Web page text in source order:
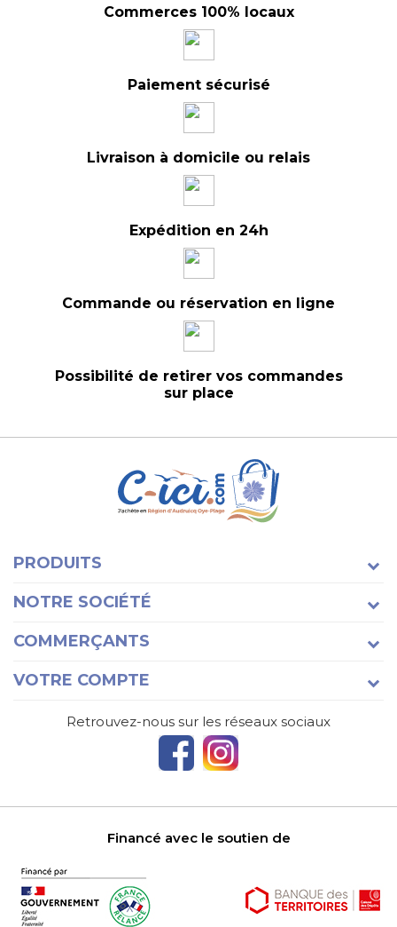
Commerces 100% locaux
Paiement sécurisé
Livraison à domicile ou relais
Expédition en 24h
Commande ou réservation en ligne
Possibilité de retirer vos commandes
sur place
PRODUITS
NOTRE SOCIÉTÉ
COMMERÇANTS
VOTRE COMPTE
Retrouvez-nous sur les réseaux sociaux
Financé avec le soutien de